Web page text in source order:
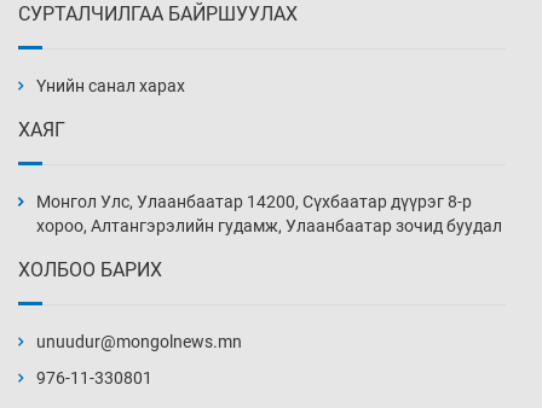
нэмэгджээ
Уржигдар 13 цаг 30 мин
Уржигдар 13 цаг 00 мин
СУРТАЛЧИЛГАА БАЙРШУУЛАХ
Үнийн санал харах
ХАЯГ
Монгол Улс, Улаанбаатар 14200, Сүхбаатар дүүрэг 8-р
хороо, Алтангэрэлийн гудамж, Улаанбаатар зочид буудал
ХОЛБОО БАРИХ
unuudur@mongolnews.mn
976-11-330801